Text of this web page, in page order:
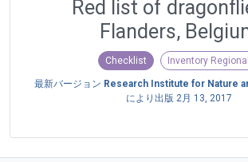
Red list of
Flanders,
Checklist Inventory Regional
最新バージョン Research Institute for Nature
により出版 2月 13, 2017